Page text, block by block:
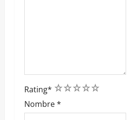
Rating* 5
4
3
2
1
Nombre*